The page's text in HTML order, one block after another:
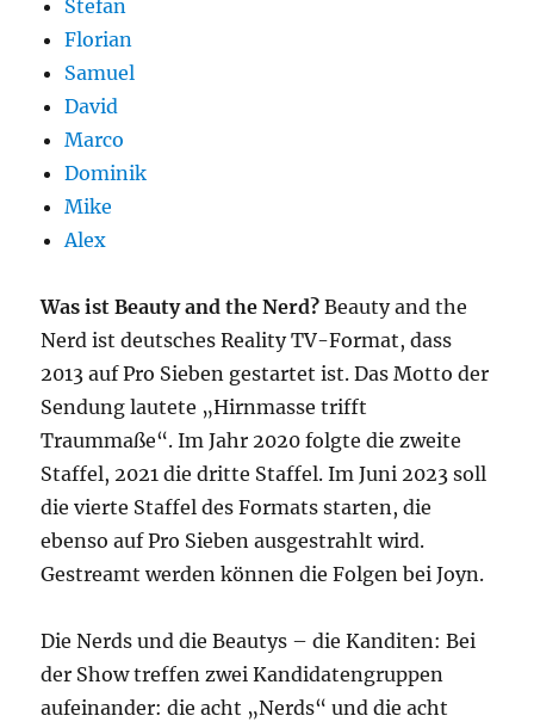
Stefan
Florian
Samuel
David
Marco
Dominik
Mike
Alex
Was ist Beauty and the Nerd?Beauty and the
Nerd ist deutsches Reality TV-Format, dass
2013 auf Pro Sieben gestartet ist. Das Motto der
Sendung lautete „Hirnmasse trifft
Traummaße“. Im Jahr 2020 folgte die zweite
Staffel, 2021 die dritte Staffel. Im Juni 2023 soll
die vierte Staffel des Formats starten, die
ebenso auf Pro Sieben ausgestrahlt wird.
Gestreamt werden können die Folgen bei Joyn.
Die Nerds und die Beautys – die Kanditen: Bei
der Show treffen zwei Kandidatengruppen
aufeinander: die acht „Nerds“ und die acht